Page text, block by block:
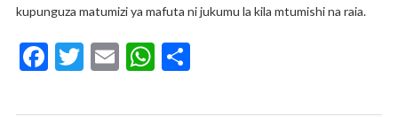
kupunguza matumizi ya mafuta ni jukumu la kila mtumishi na raia.
F T E W S